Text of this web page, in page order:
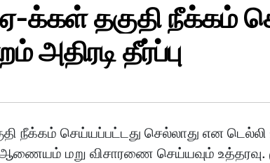
தகுதி நீக்கம்
அதிரடி தீர்ப்பு
நீக்கம் செய்யப்பட்டது செல்லாது என டெல்லி
ஆணையம் மறு விசாரணை செய்யவும்